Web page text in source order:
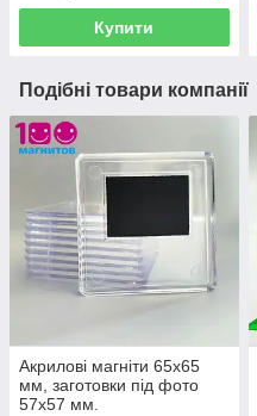
Купити
Подібні товари компанії
Акрилові магніти 65х65
мм, заготовки під фото
57х57 мм.